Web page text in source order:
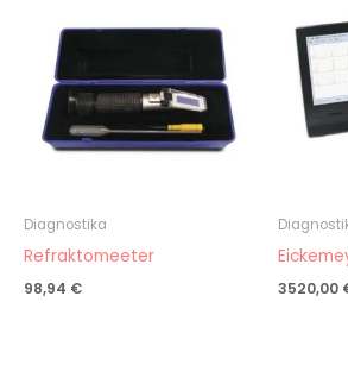
Diagnostika
Refraktomeeter
98,94 € 3520,00